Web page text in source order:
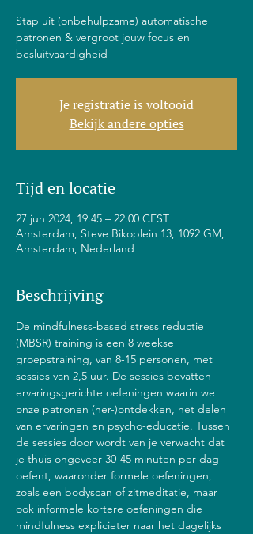
Stap uit (onbehulpzame) automatische
patronen & vergroot jouw focus en
besluitvaardigheid
Je registratie is voltooid
Bekijk andere opties
Tijd en locatie
27 jun 2024, 19:45 – 22:00 CEST
Amsterdam, Steve Bikoplein 13, 1092 GM,
Amsterdam, Nederland
Beschrijving
De mindfulness-based stress reductie
(MBSR) training is een 8 weekse
groepstraining, van 8-15 personen, met
sessies van 2,5 uur. De sessies bevatten
ervaringsgerichte oefeningen waarin we
onze patronen (her-)ontdekken, het delen
van ervaringen en psycho-educatie. Tussen
de sessies door wordt van je verwacht dat
je thuis ongeveer 30-45 minuten per dag
oefent, waaronder formele oefeningen,
zoals een bodyscan of zitmeditatie, maar
ook informele kortere oefeningen die
mindfulness explicieter naar het dagelijks